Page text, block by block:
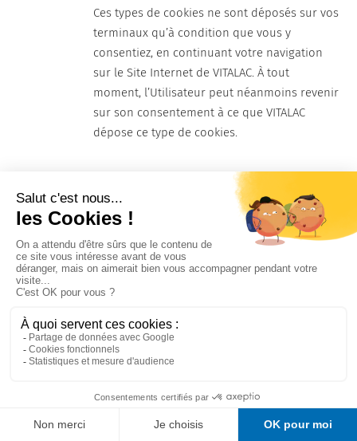
Ces types de cookies ne sont déposés sur vos
terminaux qu’à condition que vous y
consentiez, en continuant votre navigation
sur le Site Internet de VITALAC. À tout
moment, l’Utilisateur peut néanmoins revenir
sur son consentement à ce que VITALAC
dépose ce type de cookies.
9.2 BALISES (“TAGS”) INTERNET
VITALAC peut employer occasionnellement des
balises Internet (également appelées « tags », ou
l’intermédiaire d’un partenaire spécialiste
d’analyses Web susceptible de se trouver (et donc
de stocker les informations correspondantes, y
étranger.
Ces balises sont placées à la fois dans les